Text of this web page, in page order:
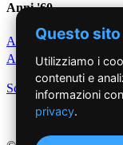
Anni '60
Anno1960Anno
Anno 1965Anno
Scegli per decennio
Questo
Utilizziamo i
contenuti e
informazioni
privacy.